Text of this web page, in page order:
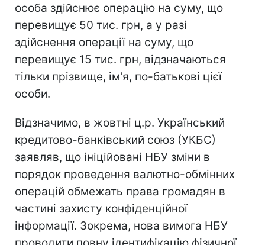
особа здійснює операцію на суму, що
перевищує 50 тис. грн, а у разі
здійснення операції на суму, що
перевищує 15 тис. грн, відзначаються
тільки прізвище, ім'я, по-батькові цієї
особи.
Відзначимо, в жовтні ц.р. Український
кредитово-банківський союз (УКБС)
заявляв, що ініційовані НБУ зміни в
порядок проведення валютно-обмінних
операцій обмежать права громадян в
частині захисту конфіденційної
інформації. Зокрема, нова вимога НБУ